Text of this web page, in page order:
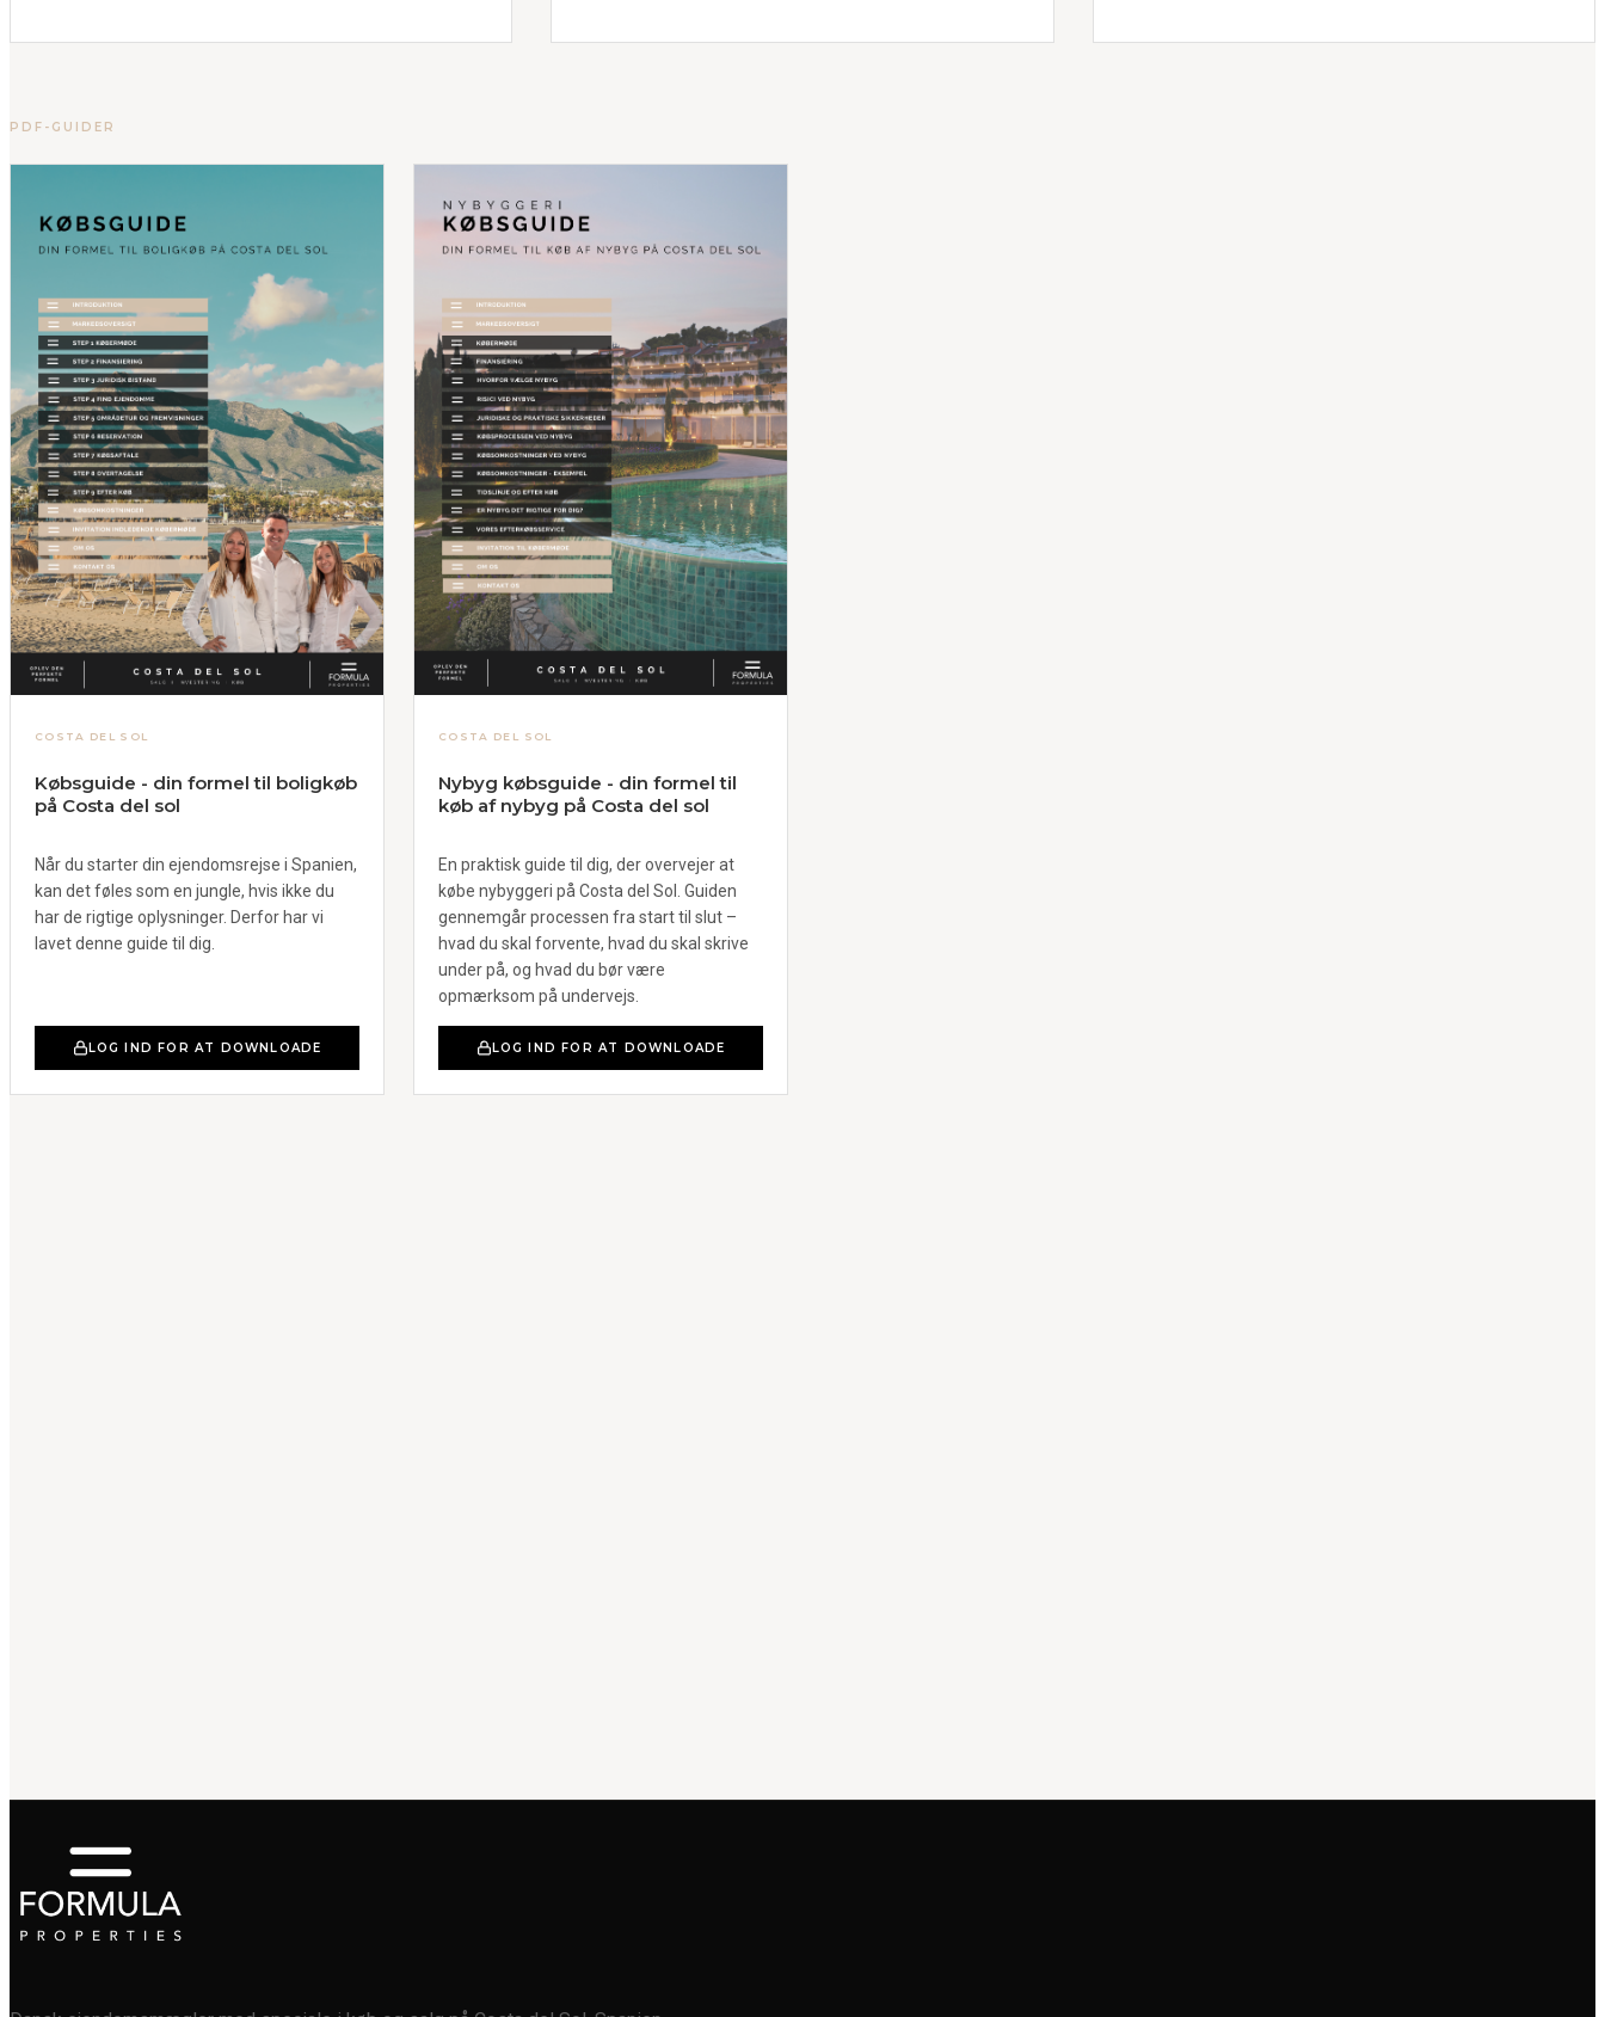
PDF-GUIDER
COSTA DEL SOL
Købsguide - din formel til boligkøb
på Costa del sol
Når du starter din ejendomsrejse i Spanien,
kan det føles som en jungle, hvis ikke du
har de rigtige oplysninger. Derfor har vi
lavet denne guide til dig.
LOG IND FOR AT DOWNLOADE
COSTA DEL SOL
Nybyg købsguide - din formel til
køb af nybyg på Costa del sol
En praktisk guide til dig, der overvejer at
købe nybyggeri på Costa del Sol. Guiden
gennemgår processen fra start til slut –
hvad du skal forvente, hvad du skal skrive
under på, og hvad du bør være
opmærksom på undervejs.
LOG IND FOR AT DOWNLOADE